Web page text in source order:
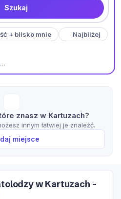
Szukaj
+ blisko mnie
Najbliżej
znasz w Kartuzach?
innym łatwiej je znaleźć.
miejsce
w Kartuzach –